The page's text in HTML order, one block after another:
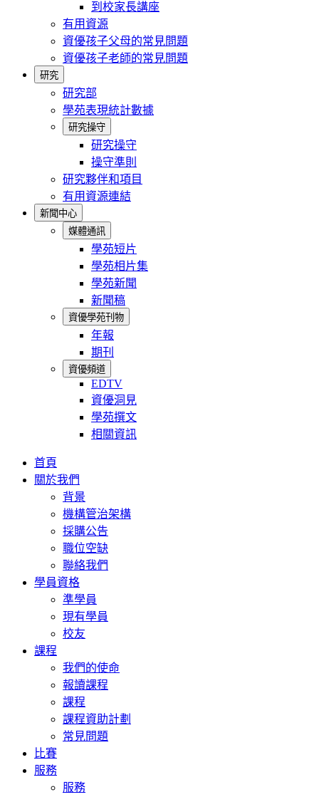
到校家長講座
有用資源
資優孩子父母的常見問題
資優孩子老師的常見問題
研究
研究部
學苑表現統計數據
研究操守
研究操守
操守準則
研究夥伴和項目
有用資源連結
新聞中心
媒體通訊
學苑短片
學苑相片集
學苑新聞
新聞稿
資優學苑刊物
年報
期刊
資優頻道
EDTV
資優洞見
學苑撰文
相關資訊
首頁
關於我們
背景
機構管治架構
採購公告
職位空缺
聯絡我們
學員資格
準學員
現有學員
校友
課程
我們的使命
報讀課程
課程
課程資助計劃
常見問題
比賽
服務
服務